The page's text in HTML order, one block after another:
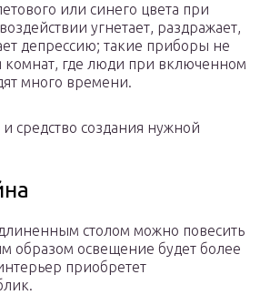
или синего цвета при
угнетает, раздражает,
депрессию; такие приборы не
комнат, где люди при включенном
много времени.
средство создания нужной
столом можно повесить
образом освещение будет более
приобретет